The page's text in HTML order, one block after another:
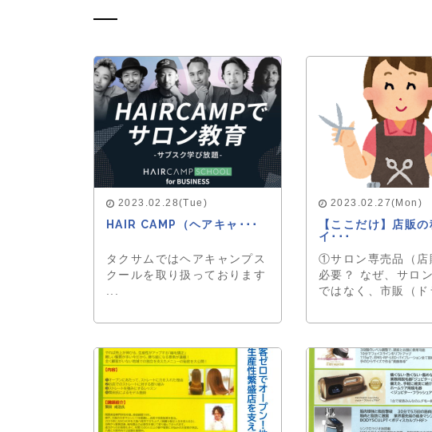
2023.02.28(Tue)
HAIR CAMP（ヘアキャ･･･
タクサムではヘアキャンプス
クールを取り扱っております
2023.02.27(Mon)
【ここだけ】店販
イ･･･
①サロン専売品（店
必要？ なぜ、サロ
ではなく、市販（ド